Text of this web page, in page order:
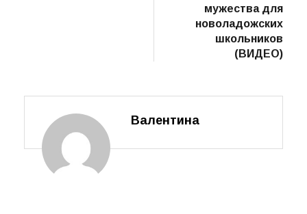
мужества для
новоладожских
школьников
(ВИДЕО)
Валентина